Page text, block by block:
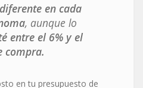
diferente en cada
, aunque lo
entre el 6% y el
compra.
en tu presupuesto de